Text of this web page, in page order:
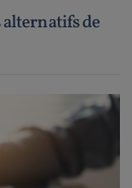
alternatifs de